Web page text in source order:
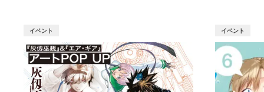
イベント イベント